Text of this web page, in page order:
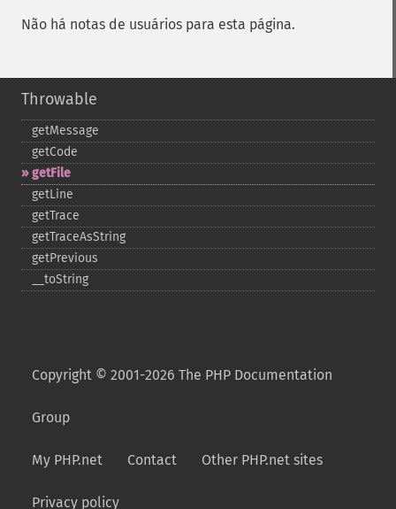
Não há notas de usuários para esta página.
Throwable
getMessage
getCode
getFile
getLine
getTrace
getTraceAsString
getPrevious
_​_​toString
Copyright © 2001-2026 The PHP Documentation
Group
My PHP.net Contact Other PHP.net sites
Privacy policy